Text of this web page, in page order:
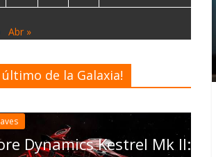
Abr »
último de la Galaxia!
Kestrel Mk II:
Desarrollo Noticias
Elite
las